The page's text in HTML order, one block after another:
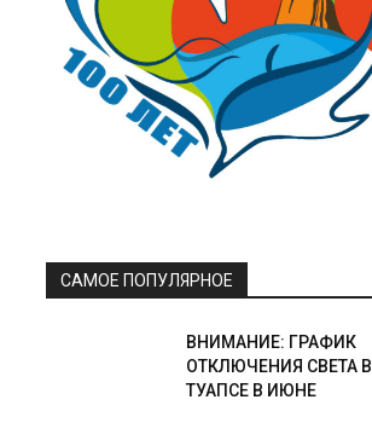
САМОЕ ПОПУЛЯРНОЕ
ВНИМАНИЕ: ГРАФИК
ОТКЛЮЧЕНИЯ СВЕТА В
ТУАПСЕ В ИЮНЕ